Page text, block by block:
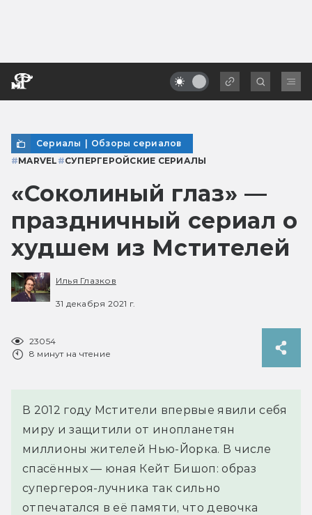
Сериалы | Обзоры сериалов
#MARVEL #СУПЕРГЕРОЙСКИЕ СЕРИАЛЫ
«Соколиный глаз» —
праздничный сериал о
худшем из Мстителей
Илья Глазков
31 декабря 2021 г.
23054
8 минут на чтение
В 2012 году Мстители впервые явили себя
миру и защитили от инопланетян
миллионы жителей Нью-Йорка. В числе
спасённых — юная Кейт Бишоп: образ
супергероя-лучника так сильно
отпечатался в её памяти, что девочка